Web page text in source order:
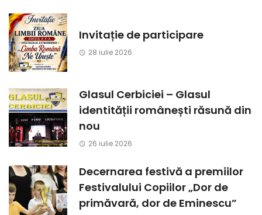
Invitație de participare
28 iulie 2026
Glasul Cerbiciei – Glasul
identității românești răsună din
nou
26 iulie 2026
Decernarea festivă a premiilor
Festivalului Copiilor „Dor de
primăvară, dor de Eminescu”